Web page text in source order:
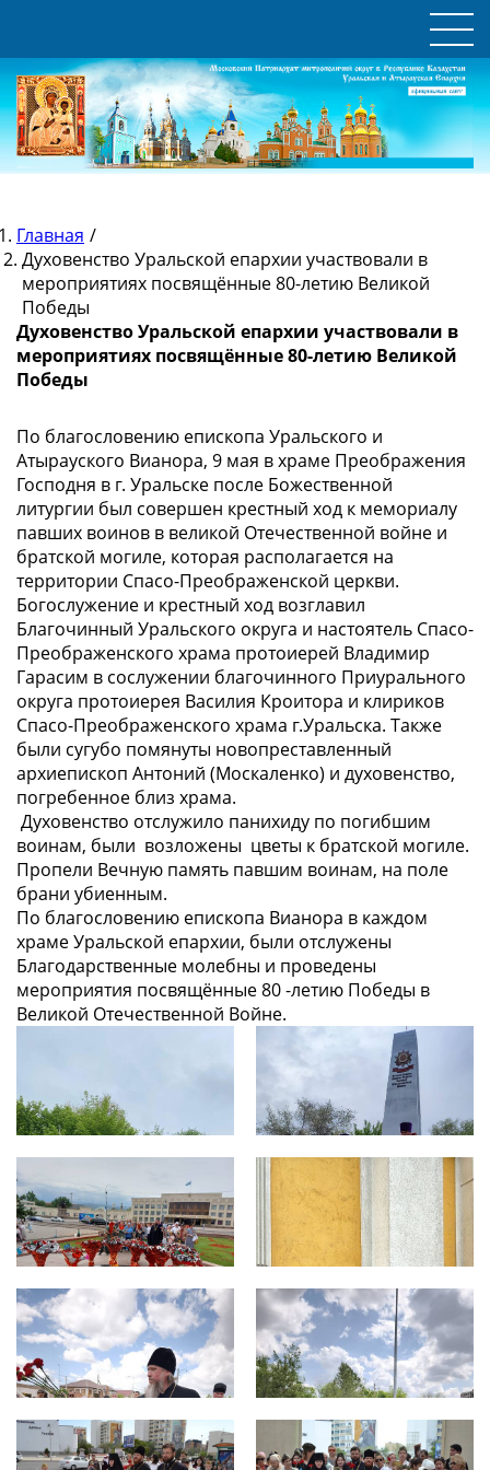
Главная /
Духовенство Уральской епархии участвовали в
мероприятиях посвящённые 80-летию Великой
Победы
Духовенство Уральской епархии участвовали в
мероприятиях посвящённые 80-летию Великой
Победы
По благословению епископа Уральского и
Атырауского Вианора, 9 мая в храме Преображения
Господня в г. Уральске после Божественной
литургии был совершен крестный ход к мемориалу
павших воинов в великой Отечественной войне и
братской могиле, которая располагается на
территории Спасо-Преображенской церкви.
Богослужение и крестный ход возглавил
Благочинный Уральского округа и настоятель Спасо-
Преображенского храма протоиерей Владимир
Гарасим в сослужении благочинного Приурального
округа протоиерея Василия Кроитора и клириков
Спасо-Преображенского храма г.Уральска. Также
были сугубо помянуты новопреставленный
архиепископ Антоний (Москаленко) и духовенство,
погребенное близ храма.
Духовенство отслужило панихиду по погибшим
воинам, были возложены цветы к братской могиле.
Пропели Вечную память павшим воинам, на поле
брани убиенным.
По благословению епископа Вианора в каждом
храме Уральской епархии, были отслужены
Благодарственные молебны и проведены
мероприятия посвящённые 80 -летию Победы в
Великой Отечественной Войне.